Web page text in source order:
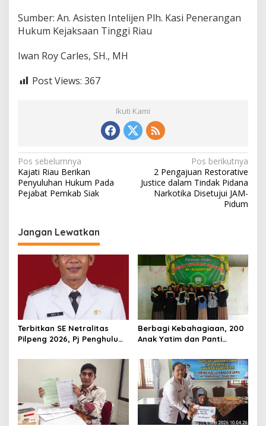
Sumber: An. Asisten Intelijen Plh. Kasi Penerangan
Hukum Kejaksaan Tinggi Riau
Iwan Roy Carles, SH., MH
Post Views: 367
Ikuti Kami
N
a
v
g
a
p
o
s
Pos sebelumnya
Kajati Riau Berikan
Penyuluhan Hukum Pada
Pejabat Pemkab Siak
Pos berikutnya
2 Pengajuan Restorative
Justice dalam Tindak Pidana
Narkotika Disetujui JAM-
Pidum
Jangan Lewatkan
Terbitkan SE Netralitas
Pilpeng 2026, Pj Penghulu
Aparatur yang Melanggar
Berbagi Kebahagiaan, 200
Anak Yatim dan Panti
Dari Pengelola Pasar
Malam Batu Enam